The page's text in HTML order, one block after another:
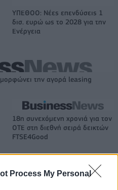
Process My Personal
ΥΠΕΘΟΟ: Νέες επενδύσεις 1
δισ. ευρώ ως το 2028 για την
Ενέργεια
την αγορά leasing
18η συνεχόμενη χρονιά για τον
ΟΤΕ στη διεθνή σειρά δεικτών
FTSE4Good
Θέατρο Επιδαύρου άνοιξε τις